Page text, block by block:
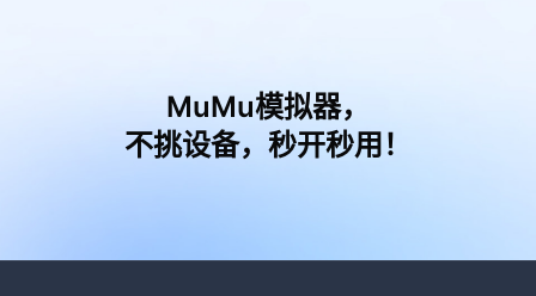
MuMu模拟器，
不挑设备，秒开秒用！